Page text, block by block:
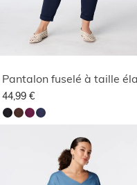
44,99 €